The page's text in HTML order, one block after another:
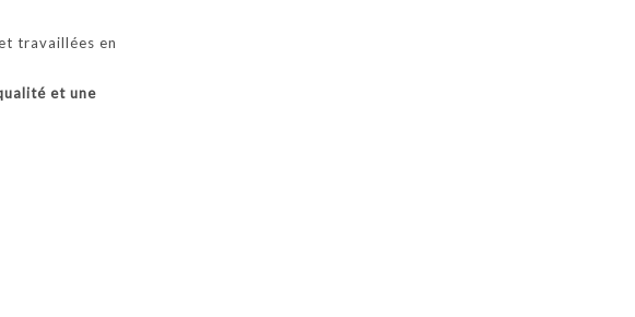
travaillées en
et une